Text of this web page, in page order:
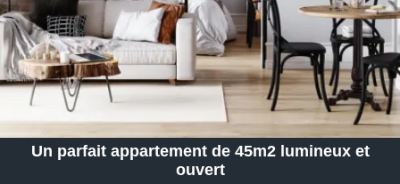
Un parfait appartement de 45m2 lumineux et
ouvert